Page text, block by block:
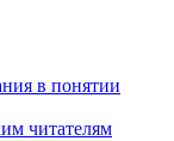
в понятии
читателям